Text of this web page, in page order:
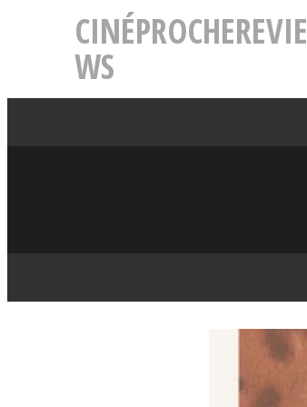
CINÉPROCHEREVIE
WS